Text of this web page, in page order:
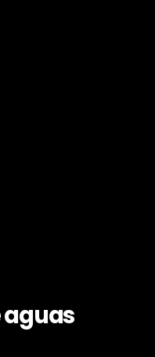
aguas